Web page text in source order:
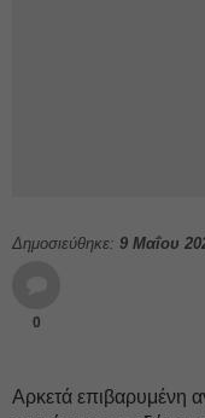
Δημοσιεύθηκε: 9 Μαΐου
0
Αρκετά επιβαρυμένη